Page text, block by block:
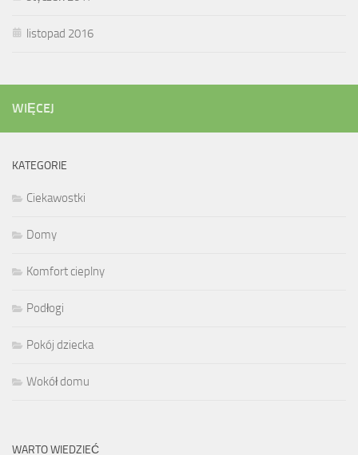
listopad 2016
WIĘCEJ
KATEGORIE
Ciekawostki
Domy
Komfort cieplny
Podłogi
Pokój dziecka
Wokół domu
WARTO WIEDZIEĆ